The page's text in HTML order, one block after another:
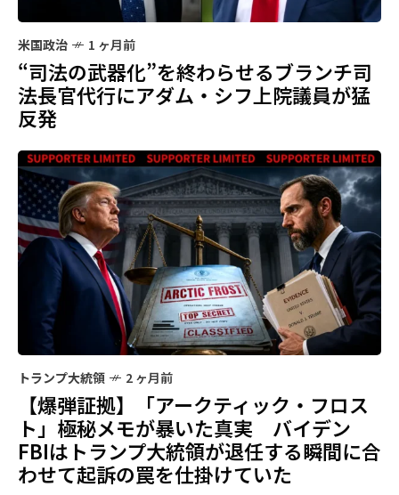
米国政治 1 ヶ月前
“司法の武器化”を終わらせるブランチ司
法長官代行にアダム・シフ上院議員が猛
反発
トランプ大統領 2 ヶ月前
【爆弾証拠】「アークティック・フロス
ト」極秘メモが暴いた真実 バイデン
FBIはトランプ大統領が退任する瞬間に合
わせて起訴の罠を仕掛けていた